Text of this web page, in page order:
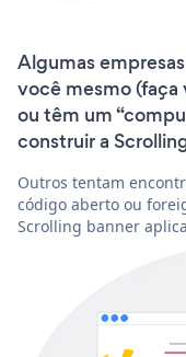
Algumas
você mesmo (faça
ou têm um
construir a
Outros tentam
código aberto ou
Scrolling banner